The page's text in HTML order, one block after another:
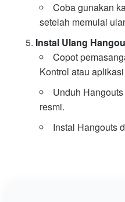
Coba gunakan
setelah memulai
Instal Ulang
Copot
Kontrol atau
Unduh
resmi.
Instal Hangouts